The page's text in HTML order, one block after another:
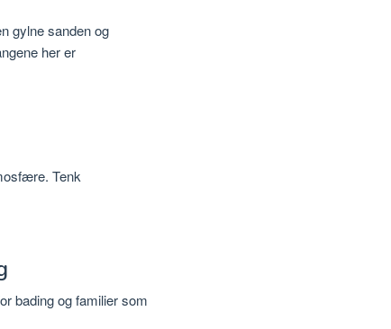
gylne sanden og
her er
Tenk
bading og familier som